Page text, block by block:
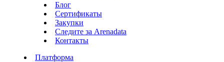
Блог
Сертификаты
Закупки
Следите за Аrenadata
Контакты
Платформа